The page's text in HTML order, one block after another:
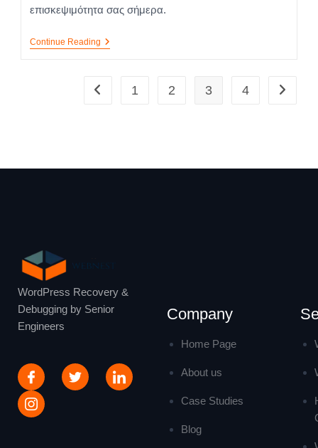
επισκεψιμότητα σας σήμερα.
Continue Reading
1 2 3 4
WordPress Recovery &
Debugging by Senior
Engineers
Company
Home Page
About us
Case Studies
Blog